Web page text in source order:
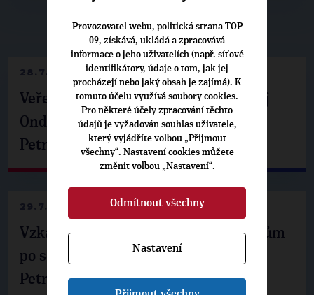
▶NEPŘEHLÉDNĚTE◀
28.7.2026
Veřejné finance, euro i školství. Matěj
Ondřej Havel jednal s prezidentem
Petrem Pavlem
29.7.2026
Vzkaz Matěje Ondřeje Havla příznivcům
po setkání s prezidentem republiky
Petrem Pavlem
Provozovatel webu, politická strana TOP
09, získává, ukládá a zpracovává
informace o jeho uživatelích (např. síťové
identifikátory, údaje o tom, jak jej
procházejí nebo jaký obsah je zajímá). K
tomuto účelu využívá soubory cookies.
Pro některé účely zpracování těchto
údajů je vyžadován souhlas uživatele,
který vyjádříte volbou „Přijmout
všechny“. Nastavení cookies můžete
změnit volbou „Nastavení“.
Odmítnout všechny
Nastavení